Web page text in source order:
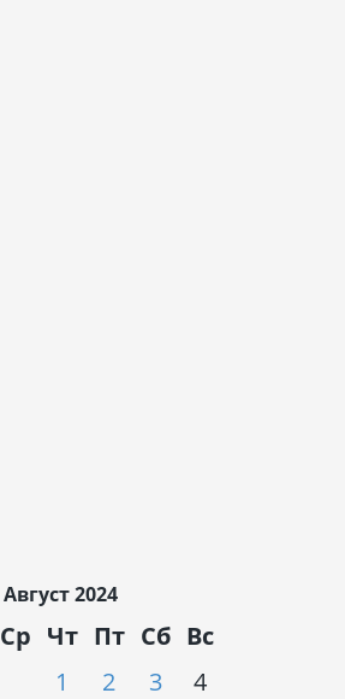
Август 2024
Ср Чт Пт Сб Вс
1 2 3
4